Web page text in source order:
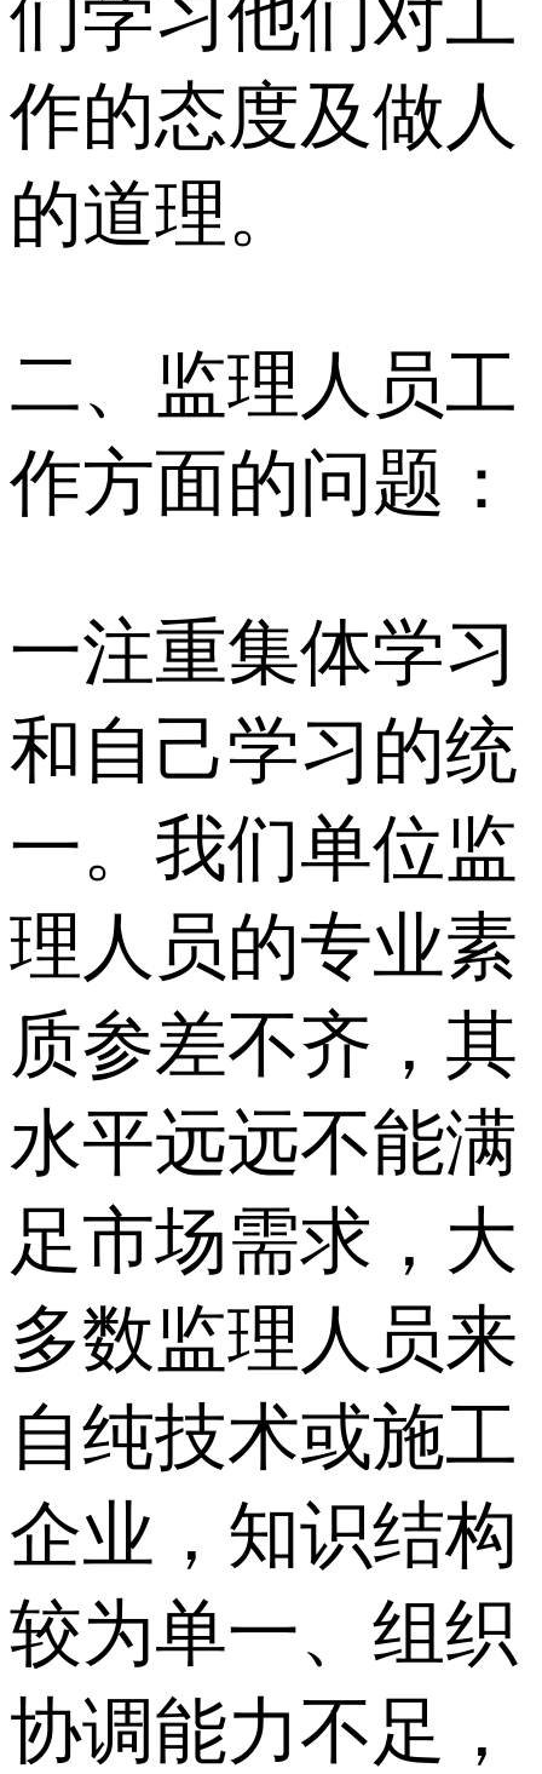
们学习他们对工
作的态度及做人
的道理。
二、监理人员工
作方面的问题：
一注重集体学习
和自己学习的统
一。我们单位监
理人员的专业素
质参差不齐，其
水平远远不能满
足市场需求，大
多数监理人员来
自纯技术或施工
企业，知识结构
较为单一、组织
协调能力不足，